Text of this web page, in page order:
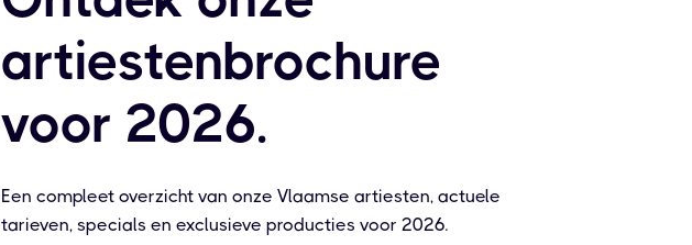
artiestenbrochure
voor 2026.
Een compleet overzicht van onze Vlaamse artiesten, actuele
tarieven, specials en exclusieve producties voor 2026.